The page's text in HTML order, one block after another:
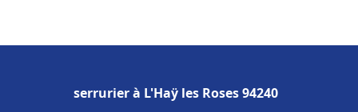
serrurier à L'Haÿ les Roses 94240